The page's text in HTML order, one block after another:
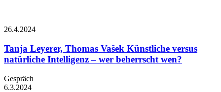
26.4.2024
Tanja Leyerer, Thomas Vašek Künstliche versus
natürliche Intelligenz – wer beherrscht wen?
Gespräch
6.3.2024